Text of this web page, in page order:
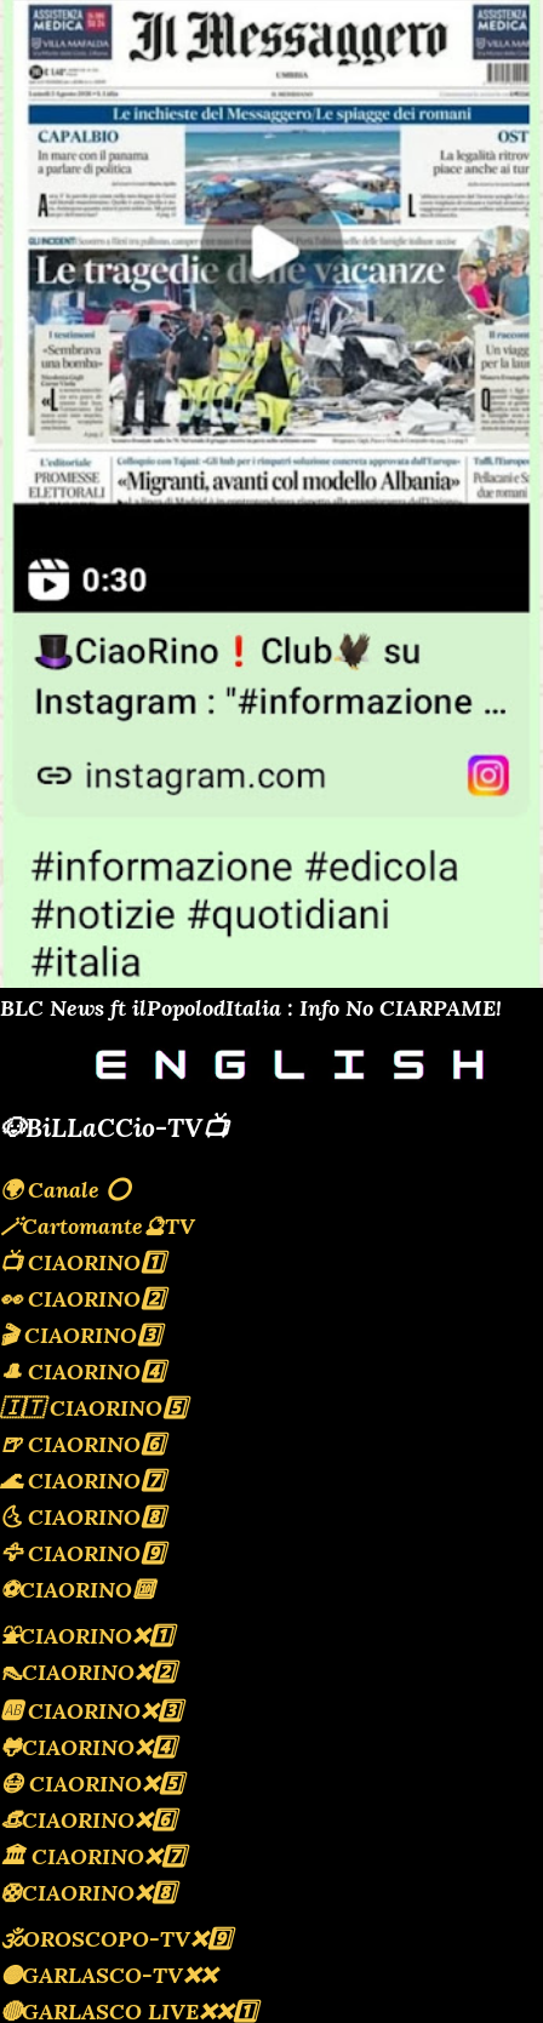
BLC News ft ilPopolodItalia : Info No CIARPAME!
🐶BiLLaCCio-TV📺
🌍 Canale ⭕️
🪄Cartomante🔮TV
📺 CIAORINO1️⃣
👀 CIAORINO2️⃣
🎬 CIAORINO3️⃣
🎩 CIAORINO4️⃣
🇮🇹 CIAORINO5️⃣
🍺 CIAORINO6️⃣
🌊 CIAORINO7️⃣
🌜 CIAORINO8️⃣
🦅 CIAORINO9️⃣
⚽️CIAORINO🔟
⛲️CIAORINO❌️1️⃣
👠CIAORINO❌️2️⃣
🆎 CIAORINO❌️3️⃣
🐸CIAORINO❌️4️⃣
😷 CIAORINO❌️5️⃣
👒CIAORINO❌️6️⃣
🏛 CIAORINO❌️7️⃣
🛟CIAORINO❌️8️⃣
🕉OROSCOPO-TV❌️9️⃣
🟡GARLASCO-TV❌️❌️
🔴GARLASCO LIVE❌️❌️1️⃣